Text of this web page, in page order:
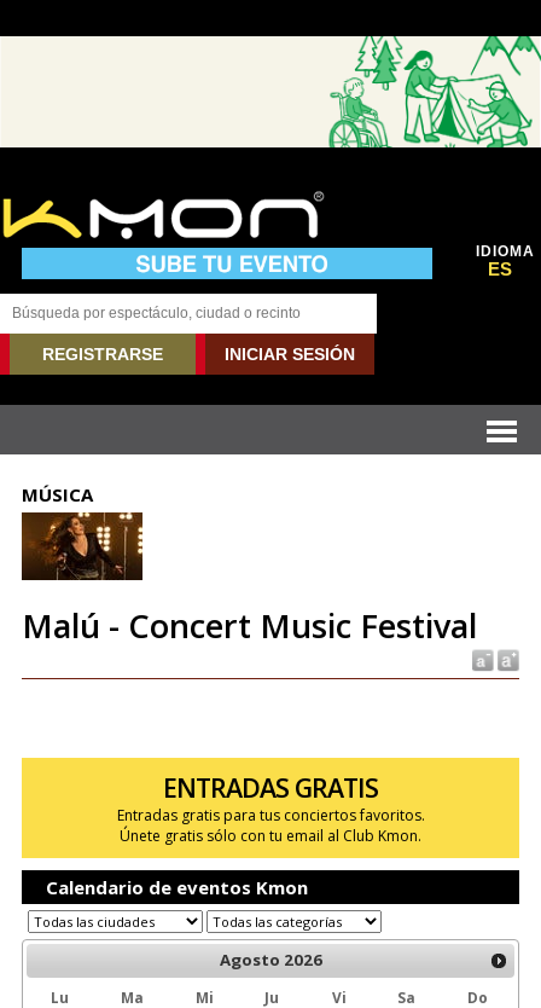
IDIOMA
ES
REGISTRARSE INICIAR SESIÓN
MÚSICA
Malú - Concert Music Festival
ENTRADAS GRATIS
Entradas gratis para tus conciertos favoritos.
Únete gratis sólo con tu email al Club Kmon.
Calendario de eventos Kmon
Agosto 2026
Lu Ma Mi Ju Vi Sa
Do